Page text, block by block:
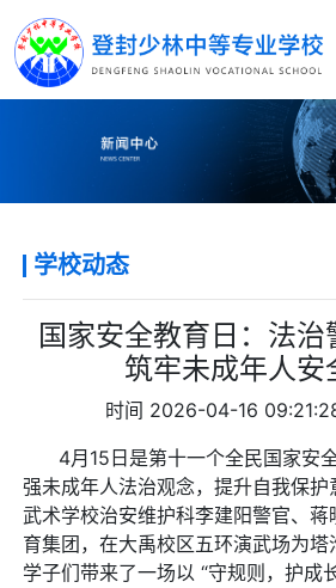
学校动态
国家安全教育日：法治
筑牢未成年人安
时间 2026-04-16
4月15日是第十一个全民国家安
强未成年人法治观念，提升自我保
武术学校治安维护科李建阳警官、
育集团，在大禹校区五环演武场为
学子们带来了一场以 “守规则，护成